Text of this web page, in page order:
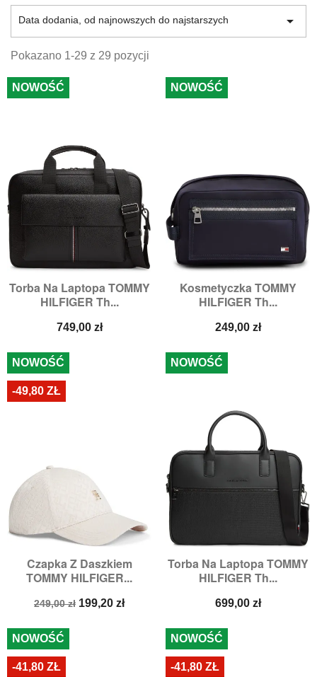
elegancję.
Data dodania, od najnowszych do najstarszych 
Pokazano 1-29 z 29 pozycji
Torba Na Laptopa TOMMY
HILFIGER Th...
Cena
749,00 zł
NOWOŚĆ
Kosmetyczka TOMMY
HILFIGER Th...
Cena
249,00 zł
NOWOŚĆ
Czapka Z Daszkiem
TOMMY HILFIGER...
Cena
249,00 zł Cena
199,20 zł
NOWOŚĆ
-49,80 ZŁ
Torba Na Laptopa TOMMY
HILFIGER Th...
Cena
699,00 zł
NOWOŚĆ
NOWOŚĆ
-41,80 ZŁ
NOWOŚĆ
-41,80 ZŁ